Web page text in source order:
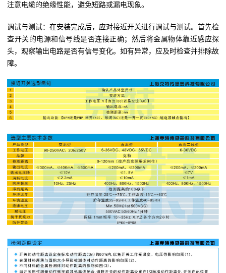
注意电缆的绝缘性能，避免短路或漏电现象。
调试与测试：在安装完成后，应对接近开关进行调试与测试。首先检
查开关的电源和信号线是否连接正确；然后将金属物体靠近感应探
头，观察输出电路是否有信号变化。如有异常，应及时检查并排除故
障。